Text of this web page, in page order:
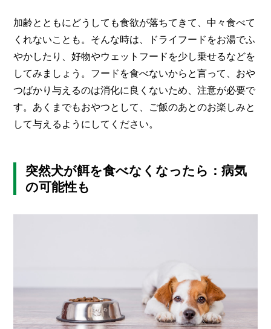
加齢とともにどうしても食欲が落ちてきて、中々食べて
くれないことも。そんな時は、ドライフードをお湯でふ
やかしたり、好物やウェットフードを少し乗せるなどを
してみましょう。フードを食べないからと言って、おや
つばかり与えるのは消化に良くないため、注意が必要で
す。あくまでもおやつとして、ご飯のあとのお楽しみと
して与えるようにしてください。
突然犬が餌を食べなくなったら：病気
の可能性も